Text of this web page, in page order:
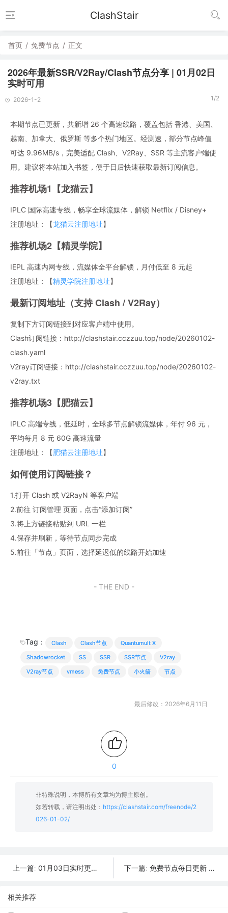
ClashStair
首页 / 免费节点 / 正文
2026年最新SSR/V2Ray/Clash节点分享 | 01月02日
实时可用
2026-1-2 1/2
本期节点已更新，共新增 26 个高速线路，覆盖包括 香港、美国、
越南、加拿大、俄罗斯 等多个热门地区。经测速，部分节点峰值
可达 9.96MB/s，完美适配 Clash、V2Ray、SSR 等主流客户端使
用。建议将本站加入书签，便于日后快速获取最新订阅信息。
推荐机场1【龙猫云】
IPLC 国际高速专线，畅享全球流媒体，解锁 Netflix / Disney+
注册地址：【龙猫云注册地址】
推荐机场2【精灵学院】
IEPL 高速内网专线，流媒体全平台解锁，月付低至 8 元起
注册地址：【精灵学院注册地址】
最新订阅地址（支持 Clash / V2Ray）
复制下方订阅链接到对应客户端中使用。
Clash订阅链接：http://clashstair.cczzuu.top/node/20260102-
clash.yaml
V2ray订阅链接：http://clashstair.cczzuu.top/node/20260102-
v2ray.txt
推荐机场3【肥猫云】
IPLC 高端专线，低延时，全球多节点解锁流媒体，年付 96 元，
平均每月 8 元 60G 高速流量
注册地址：【肥猫云注册地址】
如何使用订阅链接？
1.打开 Clash 或 V2RayN 等客户端
2.前往 订阅管理 页面，点击“添加订阅”
3.将上方链接粘贴到 URL 一栏
4.保存并刷新，等待节点同步完成
5.前往「节点」页面，选择延迟低的线路开始加速
- THE END -
Tag： Clash Clash节点
Quantumult X
Shadowrocket
SS SSR SSR节点
V2ray
V2ray节点
vmess 免费节点 小火箭 节点
最后修改：2026年6月11日
0
非特殊说明，本博所有文章均为博主原创。
如若转载，请注明出处： https://clashstair.com/freenode/2
026-01-02/
上一篇: 01月03日实时更新：39条可用SSR/V2Ray/Clash节点 下一篇: 免费节点每日更新 | 2026年01月01日SSR/V2Ray/Clash可用订阅
相关推荐